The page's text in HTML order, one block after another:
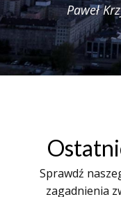
Paweł
Sprawdź
zagadnienia